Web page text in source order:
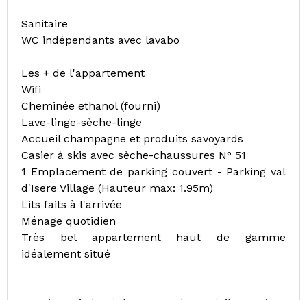
Sanitaire
WC indépendants avec lavabo
Les + de l'appartement
Wifi
Cheminée ethanol (fourni)
Lave-linge-sèche-linge
Accueil champagne et produits savoyards
Casier à skis avec sèche-chaussures N° 51
1 Emplacement de parking couvert - Parking val
d'Isere Village (Hauteur max: 1.95m)
Lits faits à l'arrivée
Ménage quotidien
Très bel appartement haut de gamme
idéalement situé